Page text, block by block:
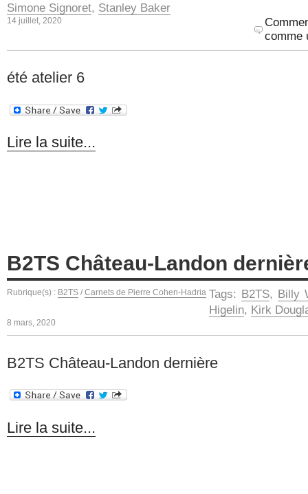
Simone Signoret, Stanley Baker
14 juillet, 2020
comme
été atelier 6
Lire la suite...
B2TS Château-Landon
Rubrique(s) : B2TS / Carnets de Pierre Cohen-Hadria Tags: B2TS, Billy
Higelin, Kirk
8 mars, 2020
B2TS Château-Landon dernière
Lire la suite...